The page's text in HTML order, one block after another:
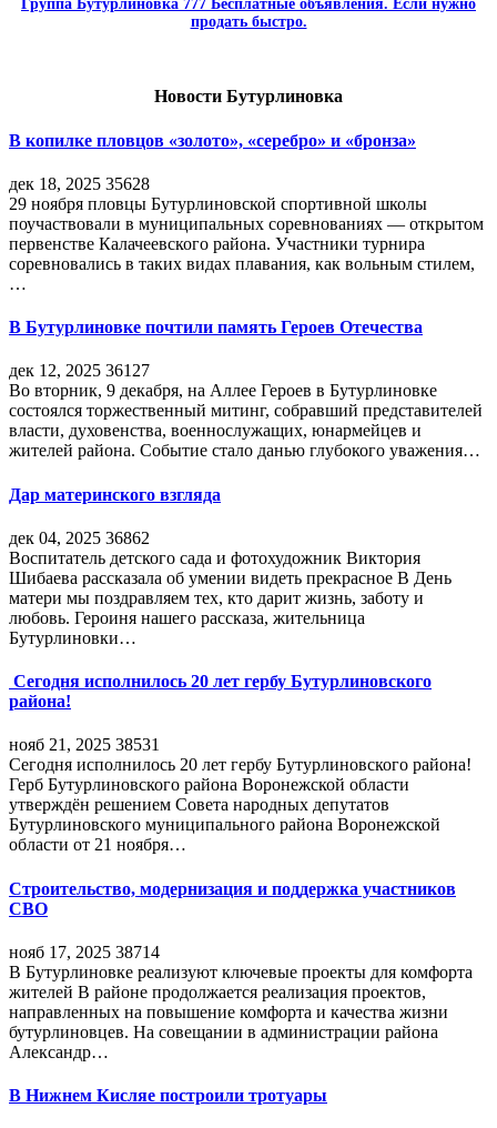
Группа Бутурлиновка 777 Бесплатные объявления. Если нужно
продать быстро.
Новости Бутурлиновка
В копилке пловцов «золото», «серебро» и «бронза»
дек 18, 2025 35628
29 ноября пловцы Бутурлиновской спортивной школы
поучаствовали в муниципальных соревнованиях — открытом
первенстве Калачеевского района. Участники турнира
соревновались в таких видах плавания, как вольным стилем,
…
В Бутурлиновке почтили память Героев Отечества
дек 12, 2025 36127
Во вторник, 9 декабря, на Аллее Героев в Бутурлиновке
состоялся торжественный митинг, собравший представителей
власти, духовенства, военнослужащих, юнармейцев и
жителей района. Событие стало данью глубокого уважения…
Дар материнского взгляда
дек 04, 2025 36862
Воспитатель детского сада и фотохудожник Виктория
Шибаева рассказала об умении видеть прекрасное В День
матери мы поздравляем тех, кто дарит жизнь, заботу и
любовь. Героиня нашего рассказа, жительница
Бутурлиновки…
Сегодня исполнилось 20 лет гербу Бутурлиновского
района!
нояб 21, 2025 38531
Сегодня исполнилось 20 лет гербу Бутурлиновского района!
Герб Бутурлиновского района Воронежской области
утверждён решением Совета народных депутатов
Бутурлиновского муниципального района Воронежской
области от 21 ноября…
Строительство, модернизация и поддержка участников
СВО
нояб 17, 2025 38714
В Бутурлиновке реализуют ключевые проекты для комфорта
жителей В районе продолжается реализация проектов,
направленных на повышение комфорта и качества жизни
бутурлиновцев. На совещании в администрации района
Александр…
В Нижнем Кисляе построили тротуары